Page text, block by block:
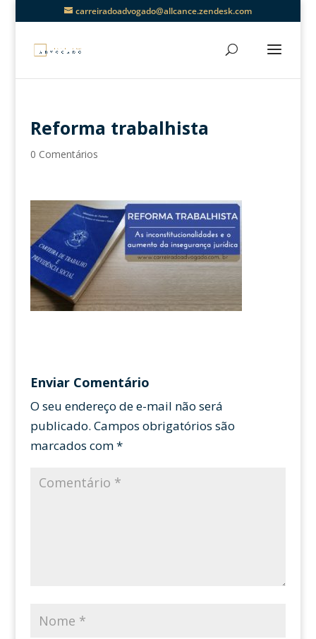
carreiradoadvogado@allcance.zendesk.com
Reforma trabalhista
0 Comentários
Enviar Comentário
O seu endereço de e-mail não será
publicado. Campos obrigatórios são
marcados com*